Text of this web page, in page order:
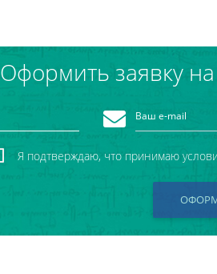
Оформить заявку
Я подтверждаю, что принимаю